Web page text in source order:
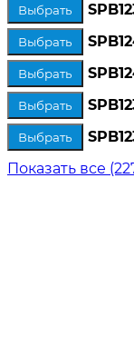
Выбрать
Выбрать
Выбрать
Выбрать
Выбрать
Показать все